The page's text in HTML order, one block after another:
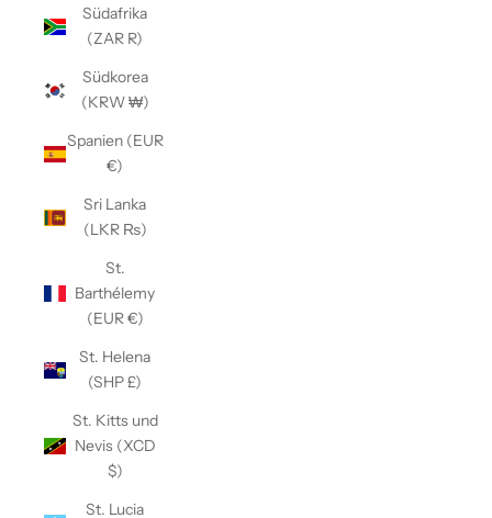
Südafrika
(ZAR R)
Südkorea
(KRW ₩)
Spanien (EUR
€)
Sri Lanka
(LKR ₨)
St.
Barthélemy
(EUR €)
St. Helena
(SHP £)
St. Kitts und
Nevis (XCD
$)
St. Lucia